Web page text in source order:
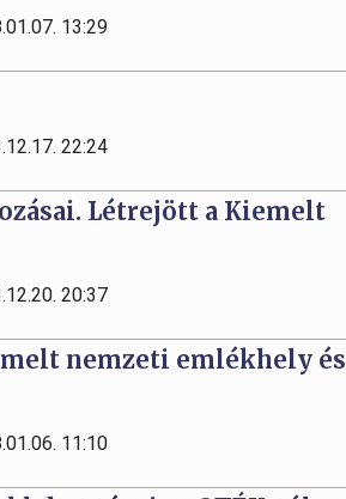
13:29
22:24
Létrejött a Kiemelt
20:37
nemzeti emlékhely és
11:10